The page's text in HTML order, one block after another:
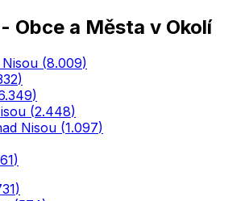
- Obce a Města v Okolí
(8.009)
)
)
(2.448)
Nisou (1.097)
)
)